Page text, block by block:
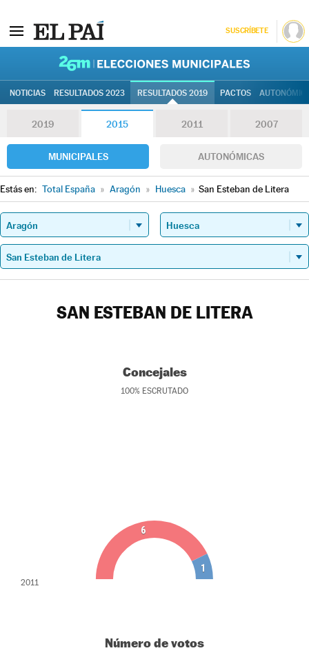
SUSCRÍBETE
NOTICIAS RESULTADOS 2023 RESULTADOS 2019 PACTOS
2019 2015 2011 2007
MUNICIPALES AUTONÓMICAS
Estás en: Total España » Aragón » Huesca » San Esteban de Litera
SAN ESTEBAN DE LITERA
Concejales
100% ESCRUTADO
6
1
2011
Número de votos